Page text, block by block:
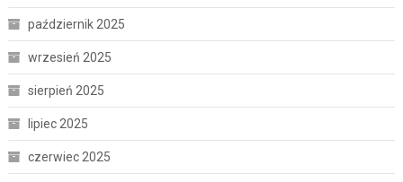
październik 2025
wrzesień 2025
sierpień 2025
lipiec 2025
czerwiec 2025